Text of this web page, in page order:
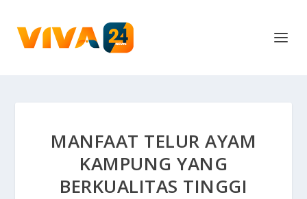
MANFAAT TELUR AYAM
KAMPUNG YANG
BERKUALITAS TINGGI